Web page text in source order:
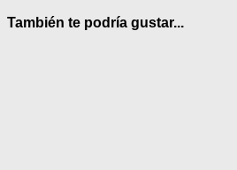
También te podría gustar...